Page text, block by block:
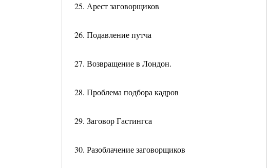
25. Арест заговорщиков
26. Подавление путча
27. Возвращение в Лондон.
28. Проблема подбора кадров
29. Заговор Гастингса
30. Разоблачение заговорщиков